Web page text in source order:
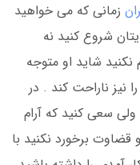
زمانی که می خواهید
شروع کنید نه
شاید او متوجه
نیز ناراحت کند . در
سعی کنید که آرام
قضاوت برخورد نکنید با